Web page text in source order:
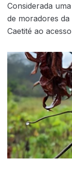
Considerada
de moradores
Caetité ao